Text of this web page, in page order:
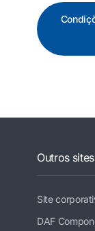
Outros
Site
DAF